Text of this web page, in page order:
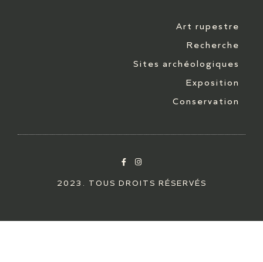
Art rupestre
Recherche
Sites archéologiques
Exposition
Conservation
2023. TOUS DROITS RÉSERVÉS